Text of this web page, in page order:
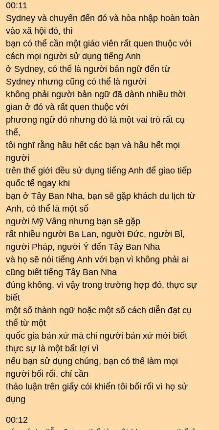
00:11
Sydney và chuyển đến đó và hòa nhập hoàn toàn
vào xã hội đó, thì
bạn có thể cần một giáo viên rất quen thuộc với
cách mọi người sử dụng tiếng Anh
ở Sydney, có thể là người bản ngữ đến từ
Sydney nhưng cũng có thể là người
không phải người bản ngữ đã dành nhiều thời
gian ở đó và rất quen thuộc với
phương ngữ đó nhưng đó là một vai trò rất cụ
thể,
tôi nghĩ rằng hầu hết các bạn và hầu hết mọi
người
trên thế giới đều sử dụng tiếng Anh để giao tiếp
quốc tế ngay khi
bạn ở Tây Ban Nha, bạn sẽ gặp khách du lịch từ
Anh, có thể là một số
người Mỹ Vâng nhưng bạn sẽ gặp
rất nhiều người Ba Lan, người Đức, người Bỉ,
người Pháp, người Ý đến Tây Ban Nha
và họ sẽ nói tiếng Anh với bạn vì không phải ai
cũng biết tiếng Tây Ban Nha
đúng không, vì vậy trong trường hợp đó, thực sự
biết
một số thành ngữ hoặc một số cách diễn đạt cụ
thể từ một
quốc gia bản xứ mà chỉ người bản xứ mới biết
thực sự là một bất lợi vì
nếu bạn sử dụng chúng, bạn có thể làm mọi
người bối rối, chỉ cần
thảo luận trên giấy cói khiến tôi bối rối vì họ sử
dụng
00:12